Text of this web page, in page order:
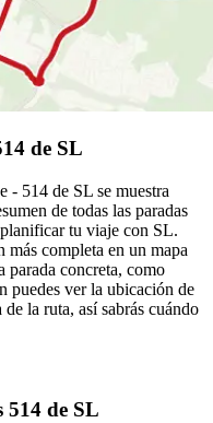
de SL
- 514 de SL se muestra
de todas las paradas
tu viaje con SL.
más completa en un mapa
parada concreta, como
puedes ver la ubicación de
la ruta, así sabrás cuándo
514 de SL